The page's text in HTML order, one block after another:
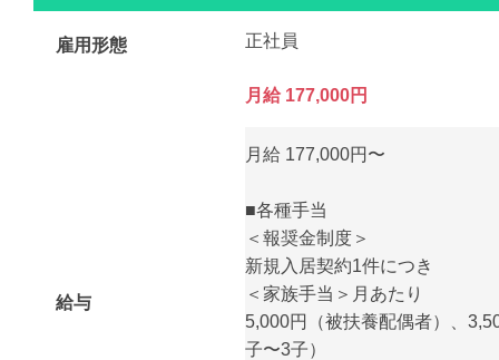
雇用形態 正社員
給与
月給 177,000円
月給 177,000円〜
■各種手当
＜報奨金制度＞
新規入居契約1件につき
＜家族手当＞月あたり
5,000円（被扶養配偶者）、
子〜3子）